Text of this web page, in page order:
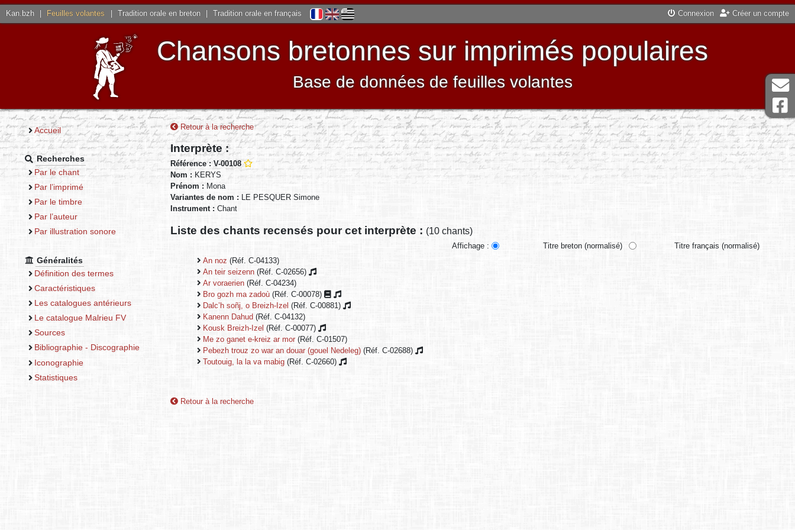
Kan.bzh Feuilles volantes Tradition orale en breton Tradition orale en français Connexion Créer un compte
Chansons bretonnes sur imprimés populaires
Base de données de feuilles volantes
Accueil
Recherches
Par le chant
Par l’imprimé
Par le timbre
Par l’auteur
Par illustration sonore
Généralités
Définition des termes
Caractéristiques
Les catalogues antérieurs
Le catalogue Malrieu FV
Sources
Bibliographie - Discographie
Iconographie
Statistiques
Retour à la recherche
Interprète :
Référence : V-00108
Nom : KERYS
Prénom : Mona
Variantes de nom : LE PESQUER Simone
Instrument : Chant
Liste des chants recensés pour cet interprète : (10 chants)
Affichage : Titre breton (normalisé)
Titre français (normalisé)
An noz (Réf. C-04133)
An teir seizenn (Réf. C-02656)
Ar voraerien (Réf. C-04234)
Bro gozh ma zadoù (Réf. C-00078)
Dalc’h soñj, o Breizh-Izel (Réf. C-00881)
Kanenn Dahud (Réf. C-04132)
Kousk Breizh-Izel (Réf. C-00077)
Me zo ganet e-kreiz ar mor (Réf. C-01507)
Pebezh trouz zo war an douar (gouel Nedeleg) (Réf. C-02688)
Toutouig, la la va mabig (Réf. C-02660)
Retour à la recherche